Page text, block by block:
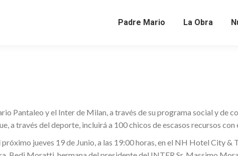
Padre Mario La Obra
Pantaleo y el Inter de Milan, a través de su programa social y de
a través del deporte, incluirá a 100 chicos de escasos recursos
jueves 19 de Junio, a las 19:00 horas, en el NH Hotel City